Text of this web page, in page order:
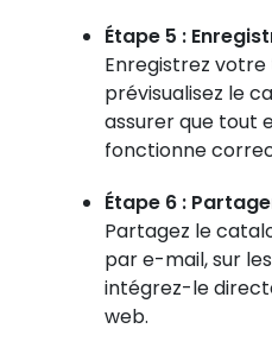
Étape 5 :
Enregistrez
prévisualisez le
assurer que tout
fonctionne
Étape 6 :
Partagez le
par e-mail, sur
intégrez-le
web.